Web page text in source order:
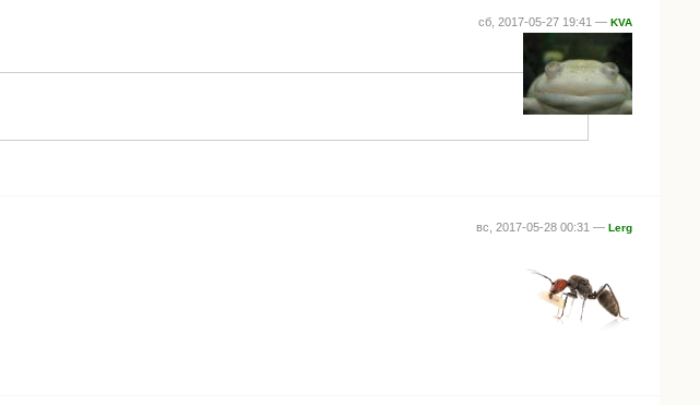
сб, 2017-05-27 19:41 — KVA
вс, 2017-05-28 00:31 — Lerg